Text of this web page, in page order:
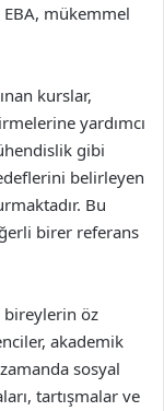
mükemmel
kurslar,
yardımcı
gibi
belirleyen
Bu
birer referans
bireylerin öz
akademik
sosyal
tartışmalar ve